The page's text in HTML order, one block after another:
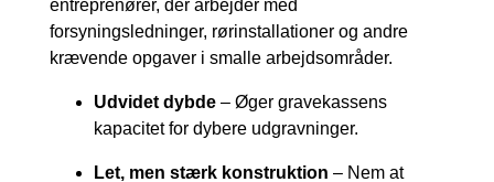
entreprenører, der arbejder med
forsyningsledninger, rørinstallationer og andre
krævende opgaver i smalle arbejdsområder.
Udvidet dybde – Øger gravekassens
kapacitet for dybere udgravninger.
Let, men stærk konstruktion – Nem at